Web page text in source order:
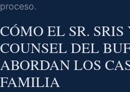
proceso.
CÓMO EL SR. SRIS
COUNSEL DEL
ABORDAN LOS
FAMILIA